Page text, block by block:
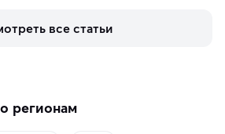
— в подарок близким или себе на
все статьи
регионам